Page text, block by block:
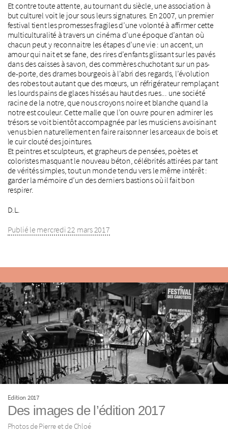
Et contre toute attente, au tournant du siècle, une association à
but culturel voit le jour sous leurs signatures. En 2007, un premier
festival tient les promesses fragiles d’une volonté à affirmer cette
multiculturalité à travers un cinéma d’une époque d’antan où
chacun peut y reconnaitre les étapes d’une vie : un accent, un
amour qui nait et se fane, des rires d’enfants glissant sur les pavés
dans des caisses à savon, des commères chuchotant sur un pas-
de-porte, des drames bourgeois à l’abri des regards, l’évolution
des robes tout autant que des mœurs, un réfrigérateur remplaçant
les lourds pains de glaces hissés au haut des rues... une société
racine de la notre, que nous croyons noire et blanche quand la
notre est couleur. Cette malle que l’on ouvre pour en admirer les
trésors se voit bientôt accompagnée par les musiciens avoisinant
venus bien naturellement en faire raisonner les arceaux de bois et
le cuir clouté des jointures.
Et peintres et sculpteurs, et grapheurs de pensées, poètes et
coloristes masquant le nouveau béton, célébrités attirées par tant
de vérités simples, tout un monde tendu vers le même intérêt :
garder la mémoire d’un des derniers bastions où il fait bon
respirer.
D.L.
Publié le mercredi 22 mars 2017
Edition 2017
Des images de l’édition 2017
Photos de Pierre et de Chloé